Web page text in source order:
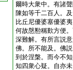
爾時大衆中。有諸
陳如等千二百人。
比丘尼優婆塞優婆
何故慇懃稱歎方便
深難解。有所言説
佛。所不能及。佛
到於涅槃。而今不
知四衆心疑。自亦